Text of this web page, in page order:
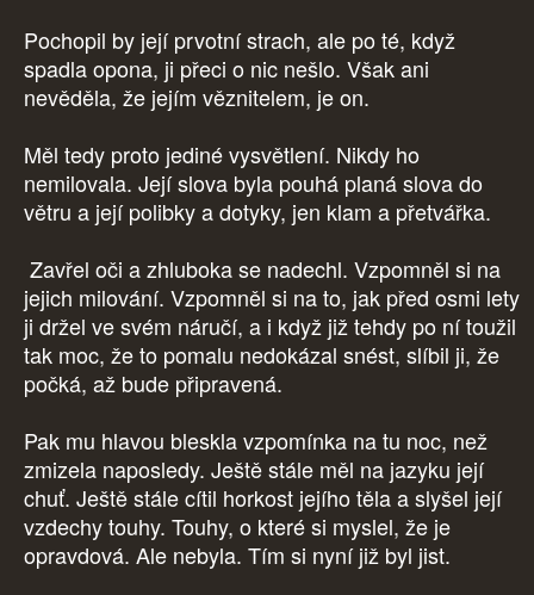
Pochopil by její prvotní strach, ale po té, když
spadla opona, ji přeci o nic nešlo. Však ani
nevěděla, že jejím věznitelem, je on.
Měl tedy proto jediné vysvětlení. Nikdy ho
nemilovala. Její slova byla pouhá planá slova do
větru a její polibky a dotyky, jen klam a přetvářka.
Zavřel oči a zhluboka se nadechl. Vzpomněl si na
jejich milování. Vzpomněl si na to, jak před osmi lety
ji držel ve svém náručí, a i když již tehdy po ní toužil
tak moc, že to pomalu nedokázal snést, slíbil ji, že
počká, až bude připravená.
Pak mu hlavou bleskla vzpomínka na tu noc, než
zmizela naposledy. Ještě stále měl na jazyku její
chuť. Ještě stále cítil horkost jejího těla a slyšel její
vzdechy touhy. Touhy, o které si myslel, že je
opravdová. Ale nebyla. Tím si nyní již byl jist.